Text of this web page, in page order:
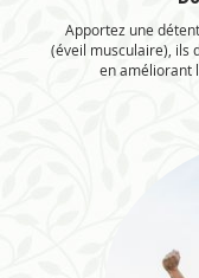
Apportez une
(éveil musculaire), ils
en améliorant